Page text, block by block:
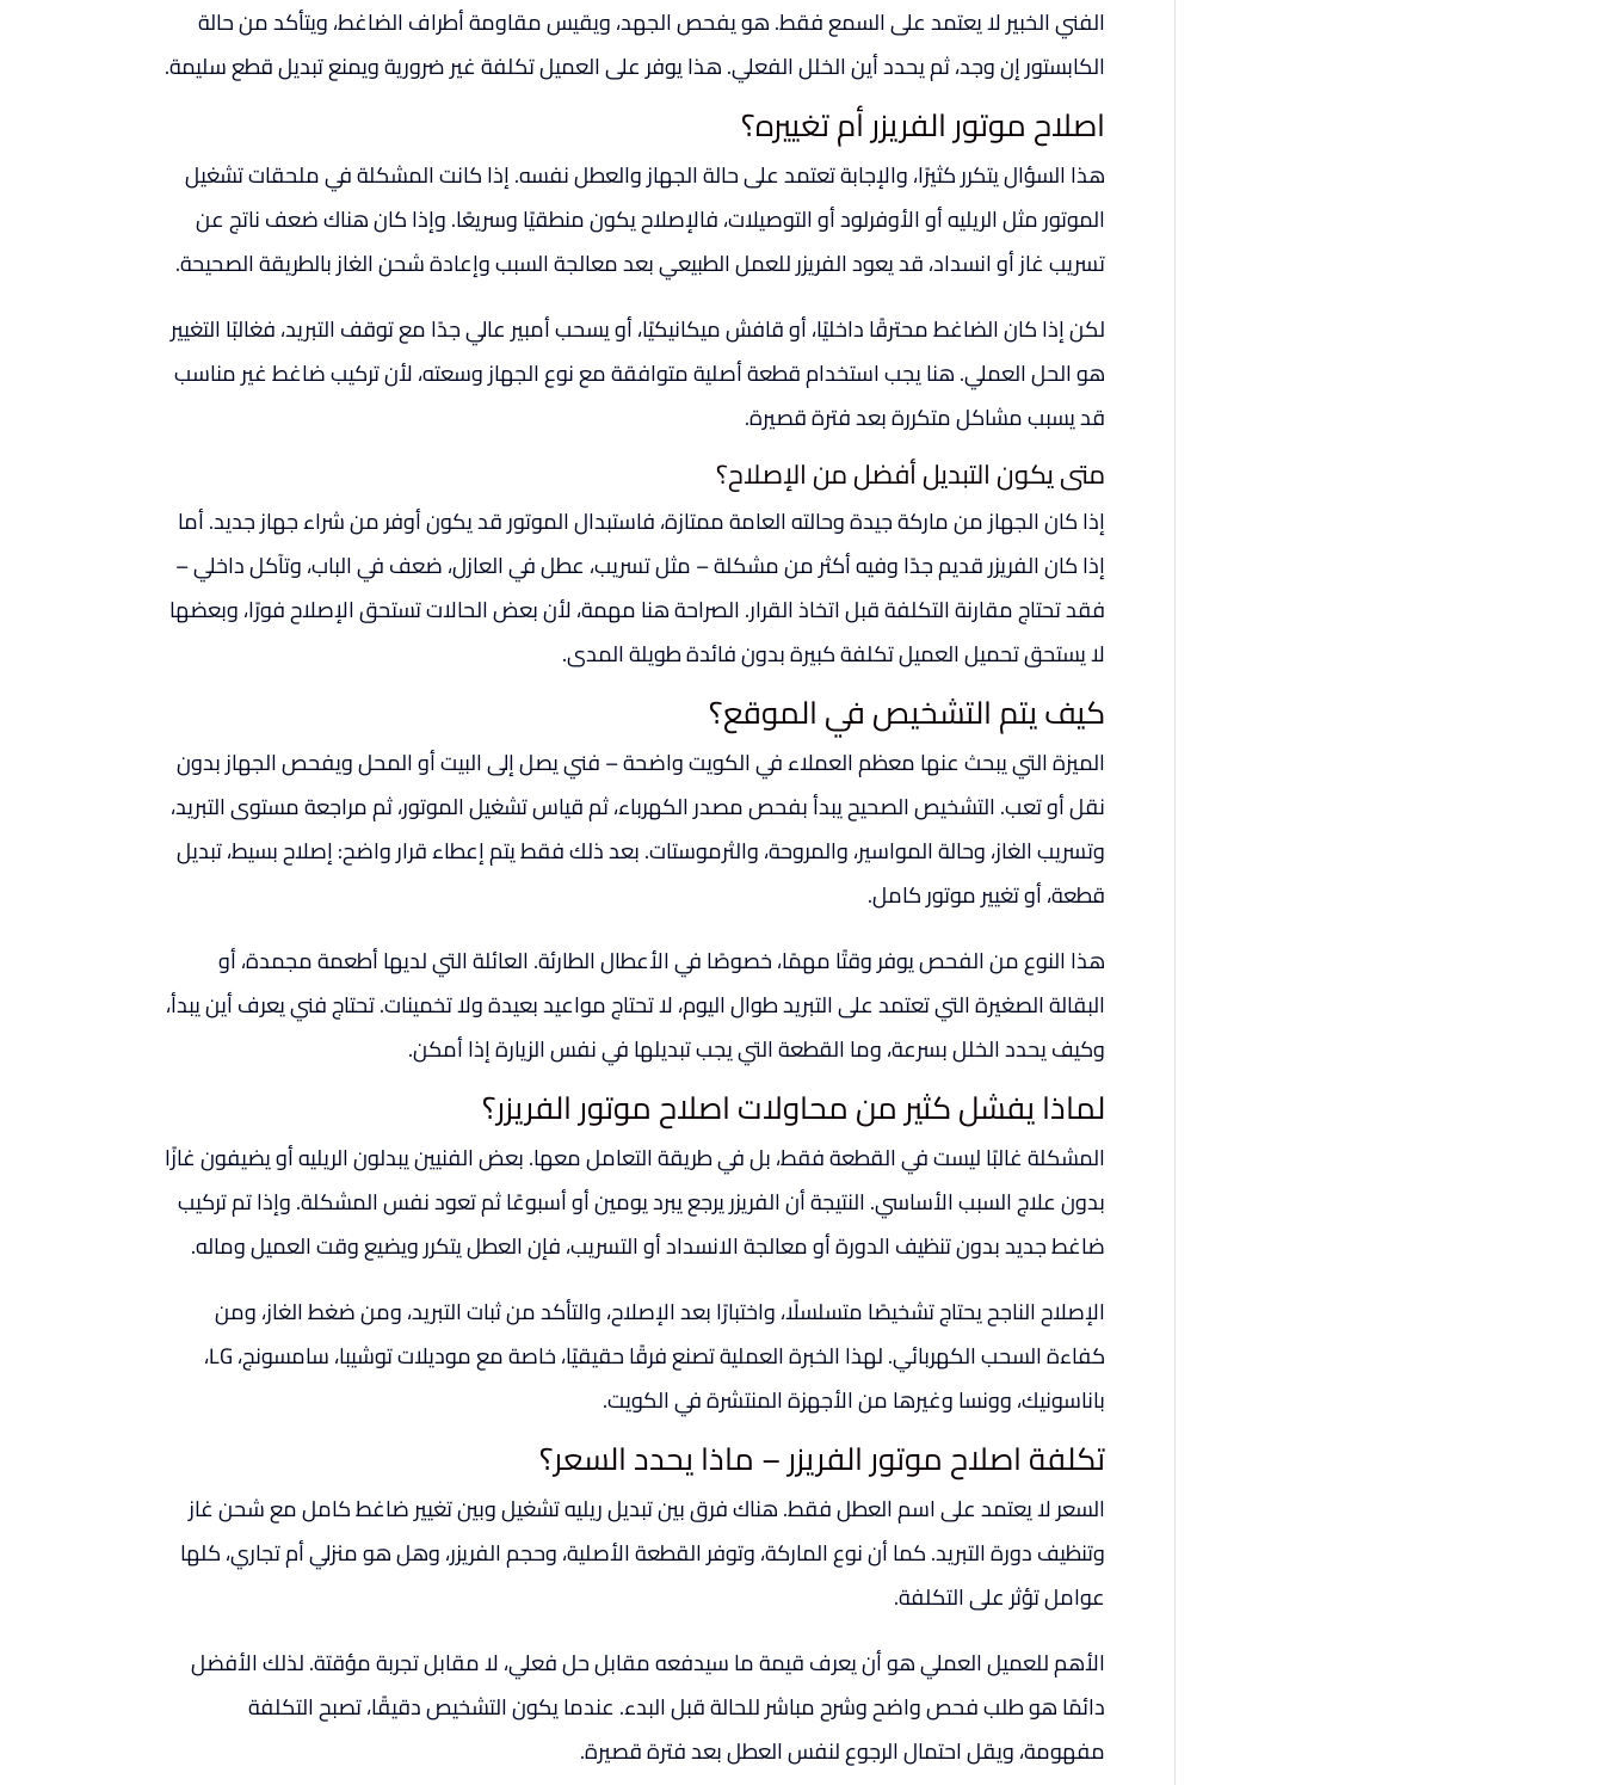
الفني الخبير لا يعتمد على السمع فقط. هو يفحص الجهد، ويقيس مقاومة أطراف الضاغط، ويتأكد من حالة
الكابستور إن وجد، ثم يحدد أين الخلل الفعلي. هذا يوفر على العميل تكلفة غير ضرورية ويمنع تبديل قطع سليمة.
اصلاح موتور الفريزر أم تغييره؟
هذا السؤال يتكرر كثيرًا، والإجابة تعتمد على حالة الجهاز والعطل نفسه. إذا كانت المشكلة في ملحقات تشغيل
الموتور مثل الريليه أو الأوفرلود أو التوصيلات، فالإصلاح يكون منطقيًا وسريعًا. وإذا كان هناك ضعف ناتج عن
تسريب غاز أو انسداد، قد يعود الفريزر للعمل الطبيعي بعد معالجة السبب وإعادة شحن الغاز بالطريقة الصحيحة.
لكن إذا كان الضاغط محترقًا داخليًا، أو قافش ميكانيكيًا، أو يسحب أمبير عالي جدًا مع توقف التبريد، فغالبًا التغيير
هو الحل العملي. هنا يجب استخدام قطعة أصلية متوافقة مع نوع الجهاز وسعته، لأن تركيب ضاغط غير مناسب
قد يسبب مشاكل متكررة بعد فترة قصيرة.
متى يكون التبديل أفضل من الإصلاح؟
إذا كان الجهاز من ماركة جيدة وحالته العامة ممتازة، فاستبدال الموتور قد يكون أوفر من شراء جهاز جديد. أما
إذا كان الفريزر قديم جدًا وفيه أكثر من مشكلة – مثل تسريب، عطل في العازل، ضعف في الباب، وتآكل داخلي –
فقد تحتاج مقارنة التكلفة قبل اتخاذ القرار. الصراحة هنا مهمة، لأن بعض الحالات تستحق الإصلاح فورًا، وبعضها
لا يستحق تحميل العميل تكلفة كبيرة بدون فائدة طويلة المدى.
كيف يتم التشخيص في الموقع؟
الميزة التي يبحث عنها معظم العملاء في الكويت واضحة – فني يصل إلى البيت أو المحل ويفحص الجهاز بدون
نقل أو تعب. التشخيص الصحيح يبدأ بفحص مصدر الكهرباء، ثم قياس تشغيل الموتور، ثم مراجعة مستوى التبريد،
وتسريب الغاز، وحالة المواسير، والمروحة، والثرموستات. بعد ذلك فقط يتم إعطاء قرار واضح: إصلاح بسيط، تبديل
قطعة، أو تغيير موتور كامل.
هذا النوع من الفحص يوفر وقتًا مهمًا، خصوصًا في الأعطال الطارئة. العائلة التي لديها أطعمة مجمدة، أو
البقالة الصغيرة التي تعتمد على التبريد طوال اليوم، لا تحتاج مواعيد بعيدة ولا تخمينات. تحتاج فني يعرف أين يبدأ،
وكيف يحدد الخلل بسرعة، وما القطعة التي يجب تبديلها في نفس الزيارة إذا أمكن.
لماذا يفشل كثير من محاولات اصلاح موتور الفريزر؟
المشكلة غالبًا ليست في القطعة فقط، بل في طريقة التعامل معها. بعض الفنيين يبدلون الريليه أو يضيفون غازًا
بدون علاج السبب الأساسي. النتيجة أن الفريزر يرجع يبرد يومين أو أسبوعًا ثم تعود نفس المشكلة. وإذا تم تركيب
ضاغط جديد بدون تنظيف الدورة أو معالجة الانسداد أو التسريب، فإن العطل يتكرر ويضيع وقت العميل وماله.
الإصلاح الناجح يحتاج تشخيصًا متسلسلًا، واختبارًا بعد الإصلاح، والتأكد من ثبات التبريد، ومن ضغط الغاز، ومن
كفاءة السحب الكهربائي. لهذا الخبرة العملية تصنع فرقًا حقيقيًا، خاصة مع موديلات توشيبا، سامسونج، LG،
باناسونيك، وونسا وغيرها من الأجهزة المنتشرة في الكويت.
تكلفة اصلاح موتور الفريزر – ماذا يحدد السعر؟
السعر لا يعتمد على اسم العطل فقط. هناك فرق بين تبديل ريليه تشغيل وبين تغيير ضاغط كامل مع شحن غاز
وتنظيف دورة التبريد. كما أن نوع الماركة، وتوفر القطعة الأصلية، وحجم الفريزر، وهل هو منزلي أم تجاري، كلها
عوامل تؤثر على التكلفة.
الأهم للعميل العملي هو أن يعرف قيمة ما سيدفعه مقابل حل فعلي، لا مقابل تجربة مؤقتة. لذلك الأفضل
دائمًا هو طلب فحص واضح وشرح مباشر للحالة قبل البدء. عندما يكون التشخيص دقيقًا، تصبح التكلفة
مفهومة، ويقل احتمال الرجوع لنفس العطل بعد فترة قصيرة.